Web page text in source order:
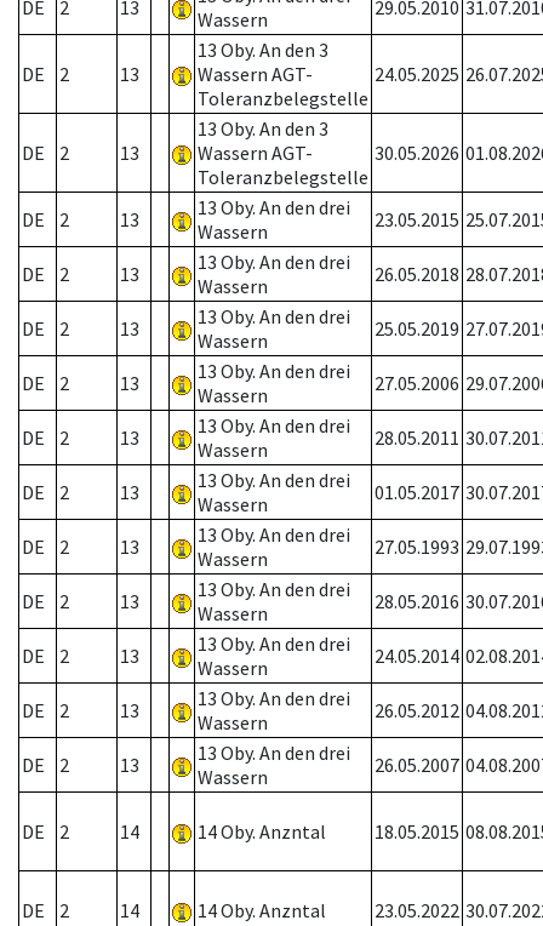
DE 2 13
Wassern
29.05.2010
DE 2 13
13 Oby. An den 3
Wassern AGT-
Toleranzbelegstelle
24.05.2025
DE 2 13
13 Oby. An den 3
Wassern AGT-
Toleranzbelegstelle
30.05.2026
DE 2 13
13 Oby. An den drei
Wassern
23.05.2015
DE 2 13
13 Oby. An den drei
Wassern
26.05.2018
DE 2 13
13 Oby. An den drei
Wassern
25.05.2019
DE 2 13
13 Oby. An den drei
Wassern
27.05.2006
DE 2 13
13 Oby. An den drei
Wassern
28.05.2011
DE 2 13
13 Oby. An den drei
Wassern
01.05.2017
DE 2 13
13 Oby. An den drei
Wassern
27.05.1993
DE 2 13
13 Oby. An den drei
Wassern
28.05.2016
DE 2 13
13 Oby. An den drei
Wassern
24.05.2014
DE 2 13
13 Oby. An den drei
Wassern
26.05.2012
DE 2 13
13 Oby. An den drei
Wassern
26.05.2007
DE 2 14 14 Oby. Anzntal 18.05.2015
DE 2 14 14 Oby. Anzntal 23.05.2022